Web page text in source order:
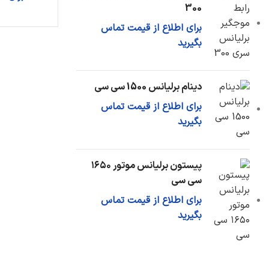
300
برای اطلاع از قیمت تماس
بگیرید
دینام برلیانس 1500 سی سی
برای اطلاع از قیمت تماس
بگیرید
پیستون برلیانس موتور ۱۶۵۰
سی سی
برای اطلاع از قیمت تماس
بگیرید